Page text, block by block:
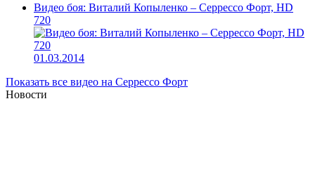
Видео боя: Виталий Копыленко – Серрессо Форт, HD
720
01.03.2014
Показать все видео на Серрессо Форт
Новости